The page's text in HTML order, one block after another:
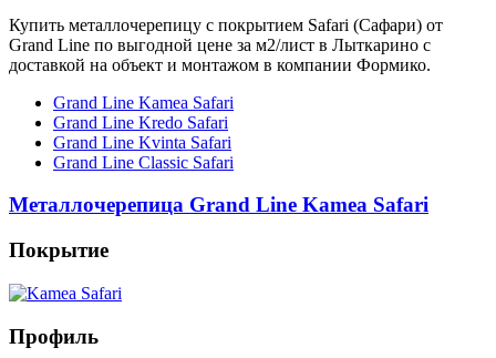
Купить металлочерепицу с покрытием Safari (Сафари) от
Grand Line по выгодной цене за м2/лист в Лыткарино с
доставкой на объект и монтажом в компании Формико.
Grand Line Kamea Safari
Grand Line Kredo Safari
Grand Line Kvinta Safari
Grand Line Classic Safari
Металлочерепица Grand Line Kamea Safari
Покрытие
Профиль